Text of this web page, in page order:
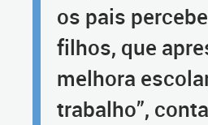
os pais
filhos, que
melhora
trabalho”,